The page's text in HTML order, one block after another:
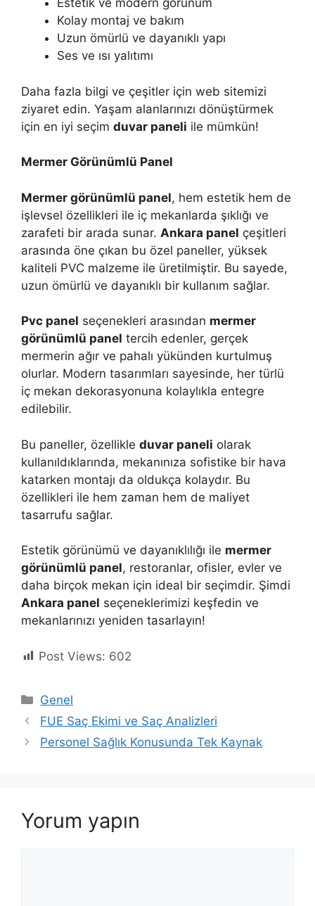
Estetik ve modern görünüm
Kolay montaj ve bakım
Uzun ömürlü ve dayanıklı yapı
Ses ve ısı yalıtımı
Daha fazla bilgi ve çeşitler için web sitemizi
ziyaret edin. Yaşam alanlarınızı dönüştürmek
için en iyi seçim duvar paneli ile mümkün!
Mermer Görünümlü Panel
Mermer görünümlü panel, hem estetik hem de
işlevsel özellikleri ile iç mekanlarda şıklığı ve
zarafeti bir arada sunar. Ankara panel çeşitleri
arasında öne çıkan bu özel paneller, yüksek
kaliteli PVC malzeme ile üretilmiştir. Bu sayede,
uzun ömürlü ve dayanıklı bir kullanım sağlar.
Pvc panel seçenekleri arasından mermer
görünümlü panel tercih edenler, gerçek
mermerin ağır ve pahalı yükünden kurtulmuş
olurlar. Modern tasarımları sayesinde, her türlü
iç mekan dekorasyonuna kolaylıkla entegre
edilebilir.
Bu paneller, özellikle duvar paneli olarak
kullanıldıklarında, mekanınıza sofistike bir hava
katarken montajı da oldukça kolaydır. Bu
özellikleri ile hem zaman hem de maliyet
tasarrufu sağlar.
Estetik görünümü ve dayanıklılığı ile mermer
görünümlü panel, restoranlar, ofisler, evler ve
daha birçok mekan için ideal bir seçimdir. Şimdi
Ankara panel seçeneklerimizi keşfedin ve
mekanlarınızı yeniden tasarlayın!
Post Views: 602
Kategoriler
Genel
FUE Saç Ekimi ve Saç Analizleri
Personel Sağlık Konusunda Tek Kaynak
Yorum yapın